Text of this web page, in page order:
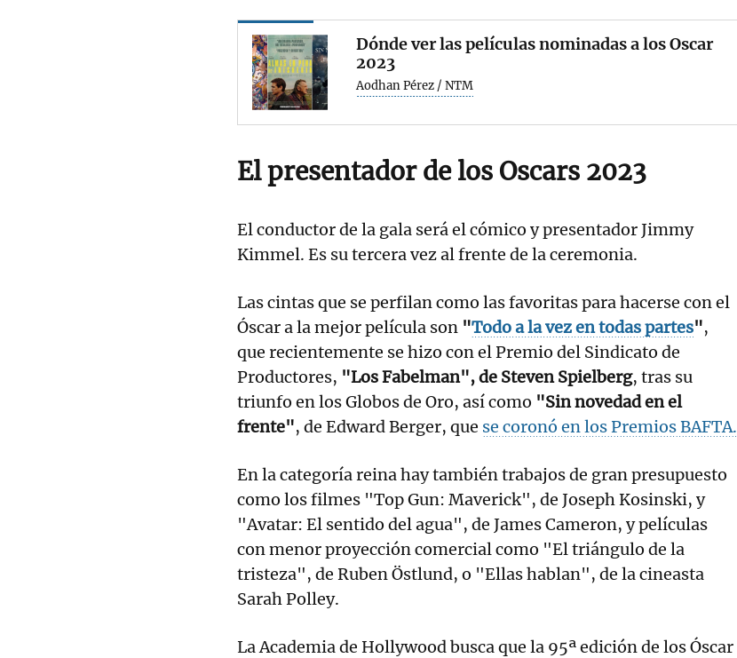
Dónde ver las películas nominadas a los Oscar
2023
Aodhan Pérez / NTM
El presentador de los Oscars 2023
El conductor de la gala será el cómico y presentador Jimmy
Kimmel. Es su tercera vez al frente de la ceremonia.
Las cintas que se perfilan como las favoritas para hacerse con el
Óscar a la mejor película son "Todo a la vez en todas partes",
que recientemente se hizo con el Premio del Sindicato de
Productores, "Los Fabelman", de Steven Spielberg, tras su
triunfo en los Globos de Oro, así como "Sin novedad en el
frente", de Edward Berger, que se coronó en los Premios BAFTA.
En la categoría reina hay también trabajos de gran presupuesto
como los filmes "Top Gun: Maverick", de Joseph Kosinski, y
"Avatar: El sentido del agua", de James Cameron, y películas
con menor proyección comercial como "El triángulo de la
tristeza", de Ruben Östlund, o "Ellas hablan", de la cineasta
Sarah Polley.
La Academia de Hollywood busca que la 95ª edición de los Óscar